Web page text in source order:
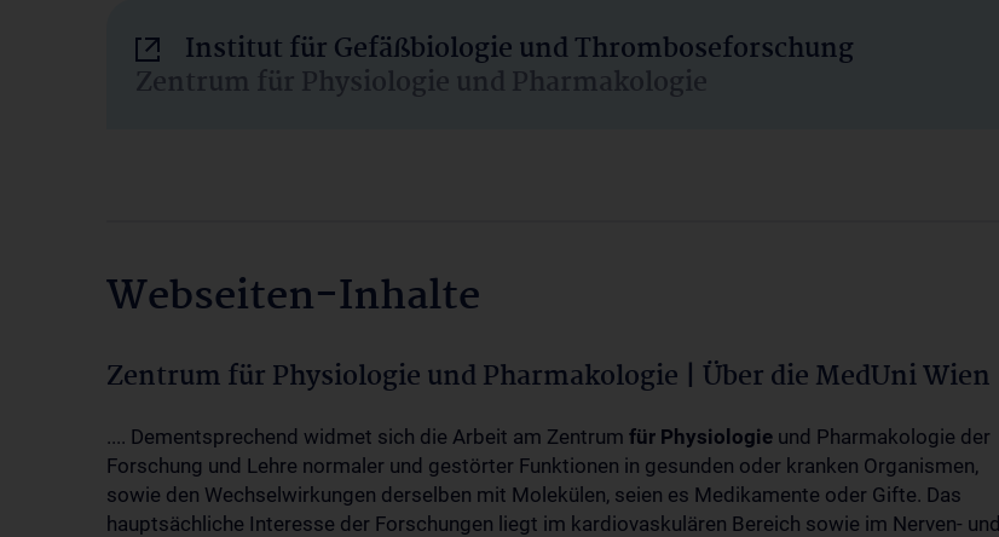
Institut für Gefäßbiologie und Thromboseforschung
Zentrum für Physiologie und Pharmakologie
Webseiten-Inhalte
Zentrum für Physiologie und Pharmakologie | Über die MedUni Wien
.... Dementsprechend widmet sich die Arbeit am Zentrum für Physiologie und Pharmakologie der
Forschung und Lehre normaler und gestörter Funktionen in gesunden oder kranken Organismen,
sowie den Wechselwirkungen derselben mit Molekülen, seien es Medikamente oder Gifte. Das
hauptsächliche Interesse der Forschungen liegt im kardiovaskulären Bereich sowie im Nerven- und